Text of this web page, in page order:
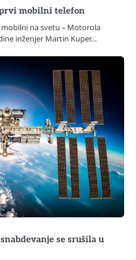
mobilni telefon
na svetu – Motorola
inženjer Martin Kuper…
se srušila u